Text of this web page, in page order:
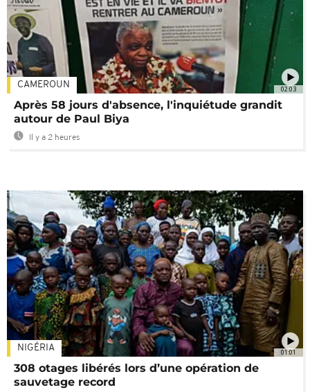
02:03
CAMEROUN
Après 58 jours d'absence, l'inquiétude grandit
autour de Paul Biya
Il y a 2 heures
01:01
NIGÉRIA
308 otages libérés lors d’une opération de
sauvetage record